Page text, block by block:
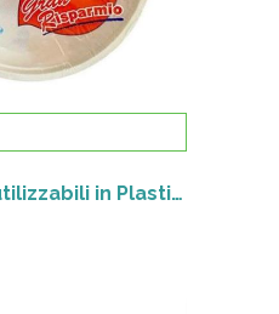
Piatti fondi riutilizzabili in Plastica 35 Pz